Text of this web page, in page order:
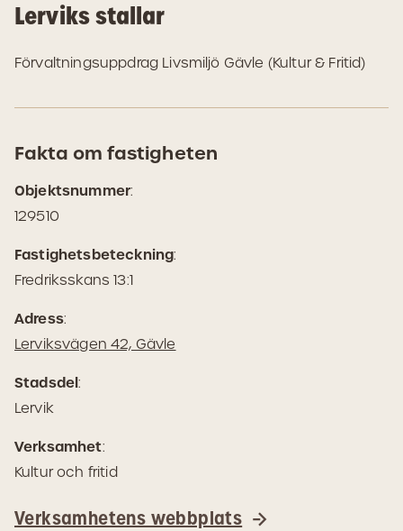
Lerviks stallar
Förvaltningsuppdrag Livsmiljö Gävle (Kultur & Fritid)
Fakta om fastigheten
Objektsnummer:
129510
Fastighetsbeteckning:
Fredriksskans 13:1
Adress:
Lerviksvägen 42, Gävle
Stadsdel:
Lervik
Verksamhet:
Kultur och fritid
Verksamhetens webbplats